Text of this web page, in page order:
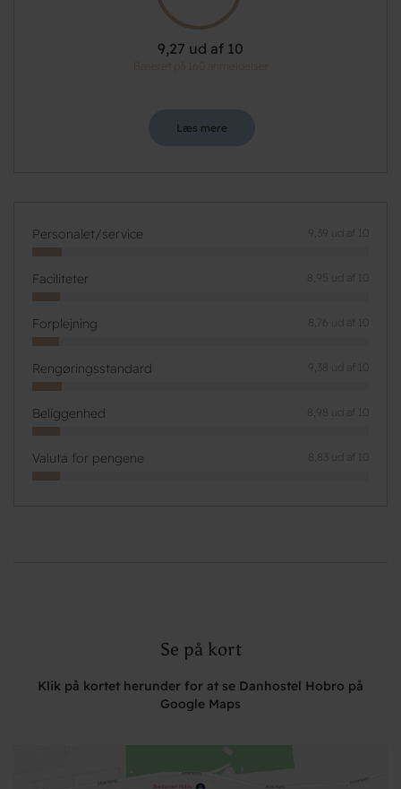
9,27 ud af 10
Baseret på 160 anmeldelser
Læs mere
Personalet/service 9,39 ud af 10
Faciliteter 8,95 ud af 10
Forplejning 8,76 ud af 10
Rengøringsstandard 9,38 ud af 10
Beliggenhed 8,98 ud af 10
Valuta for pengene 8,83 ud af 10
Se på kort
Klik på kortet herunder for at se Danhostel Hobro på
Google Maps